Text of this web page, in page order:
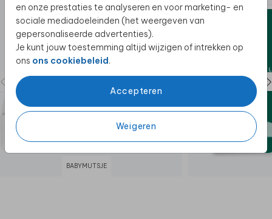
en onze prestaties te analyseren en voor marketing- en
sociale mediadoeleinden (het weergeven van
gepersonaliseerde advertenties).
Je kunt jouw toestemming altijd wijzigen of intrekken op
ons ons cookiebeleid.
Accepteren
Weigeren
BABYMUTSJE